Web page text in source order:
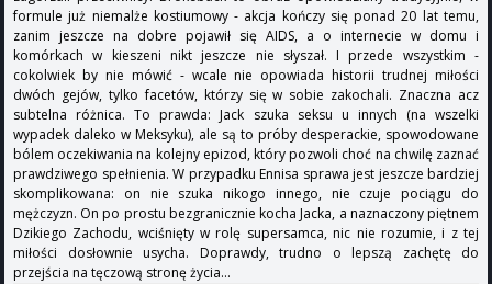
formule już niemalże kostiumowy - akcja kończy się ponad 20 lat temu,
zanim jeszcze na dobre pojawił się AIDS, a o internecie w domu i
komórkach w kieszeni nikt jeszcze nie słyszał. I przede wszystkim -
cokolwiek by nie mówić - wcale nie opowiada historii trudnej miłości
dwóch gejów, tylko facetów, którzy się w sobie zakochali. Znaczna acz
subtelna różnica. To prawda: Jack szuka seksu u innych (na wszelki
wypadek daleko w Meksyku), ale są to próby desperackie, spowodowane
bólem oczekiwania na kolejny epizod, który pozwoli choć na chwilę zaznać
prawdziwego spełnienia. W przypadku Ennisa sprawa jest jeszcze bardziej
skomplikowana: on nie szuka nikogo innego, nie czuje pociągu do
mężczyzn. On po prostu bezgranicznie kocha Jacka, a naznaczony piętnem
Dzikiego Zachodu, wciśnięty w rolę supersamca, nic nie rozumie, i z tej
miłości dosłownie usycha. Doprawdy, trudno o lepszą zachętę do
przejścia na tęczową stronę życia...